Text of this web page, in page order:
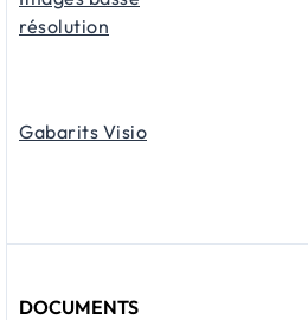
résolution
Gabarits Visio
DOCUMENTS